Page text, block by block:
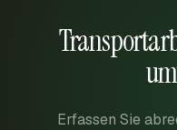
Erfassen Sie